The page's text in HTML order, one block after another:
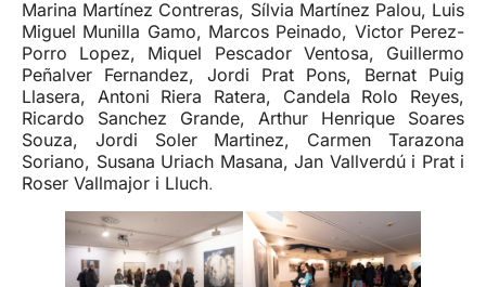
Marina Martínez Contreras, Sílvia Martínez Palou, Luis
Miguel Munilla Gamo, Marcos Peinado, Victor Perez-
Porro Lopez, Miquel Pescador Ventosa, Guillermo
Peñalver Fernandez, Jordi Prat Pons, Bernat Puig
Llasera, Antoni Riera Ratera, Candela Rolo Reyes,
Ricardo Sanchez Grande, Arthur Henrique Soares
Souza, Jordi Soler Martinez, Carmen Tarazona
Soriano, Susana Uriach Masana, Jan Vallverdú i Prat i
Roser Vallmajor i Lluch.